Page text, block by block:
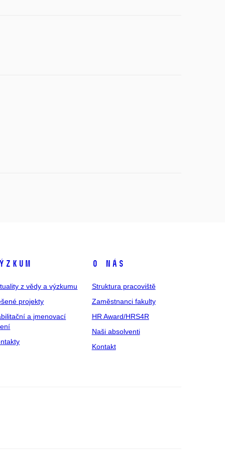
z vědy a výzkumu
projekty
a jmenovací
O nás
Struktura pracoviště
Zaměstnanci fakulty
HR Award/HRS4R
Naši absolventi
Kontakt